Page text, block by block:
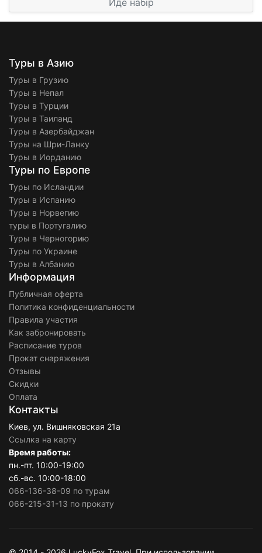
Йде набір
Туры в Азию
Туры в Грузию
Туры в Непал
Туры в Турции
Туры в Таиланд
Туры в Азербайджан
Туры на Шри-Ланку
Туры в Иорданию
Туры по Европе
Туры по Исландии
Туры в Испанию
Туры в Норвегию
туры в Португалию
Туры в Черногорию
Туры по Украине
Туры в Албанию
Информация
Публичная оферта
Политика конфиденциальности
Правила участия
Как забронировать
Расписание туров
Прокат снаряжения
Отзывы
Скидки
Оплата
Контакты
Киев, ул. Вишняковская 21а
Ссылка на карту
Время работы:
пн.-пт. 10:00-19:00
сб.-вс. 10:00-18:00
066-136-38-09 по турам
066-215-31-13 по прокату